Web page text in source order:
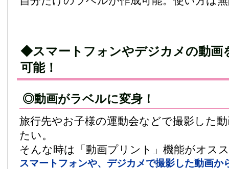
◆スマートフォンやデジカメの動画
可能！
◎動画がラベルに変身！
旅行先やお子様の運動会などで撮影した
たい。
そんな時は「動画プリント」機能がオス
スマートフォンや、デジカメで撮影した動画か